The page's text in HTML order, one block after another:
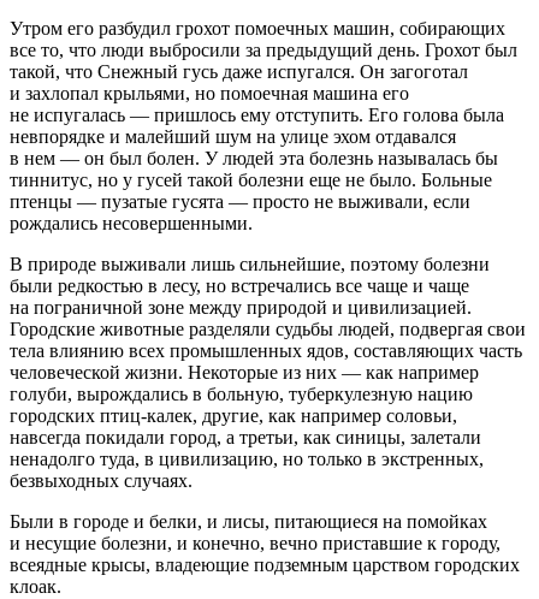
Утром его разбудил грохот помоечных машин, собирающих
все то, что люди выбросили за предыдущий день. Грохот был
такой, что Снежный гусь даже испугался. Он загоготал
и захлопал крыльями, но помоечная машина его
не испугалась — пришлось ему отступить. Его голова была
невпорядке и малейший шум на улице эхом отдавался
в нем — он был болен. У людей эта болезнь называлась бы
тиннитус, но у гусей такой болезни еще не было. Больные
птенцы — пузатые гусята — просто не выживали, если
рождались несовершенными.
В природе выживали лишь сильнейшие, поэтому болезни
были редкостью в лесу, но встречались все чаще и чаще
на пограничной зоне между природой и цивилизацией.
Городские животные разделяли судьбы людей, подвергая свои
тела влиянию всех промышленных ядов, составляющих часть
человеческой жизни. Некоторые из них — как например
голуби, вырождались в больную, туберкулезную нацию
городских птиц-калек, другие, как например соловьи,
навсегда покидали город, а третьи, как синицы, залетали
ненадолго туда, в цивилизацию, но только в экстренных,
безвыходных случаях.
Были в городе и белки, и лисы, питающиеся на помойках
и несущие болезни, и конечно, вечно приставшие к городу,
всеядные крысы, владеющие подземным царством городских
клоак.